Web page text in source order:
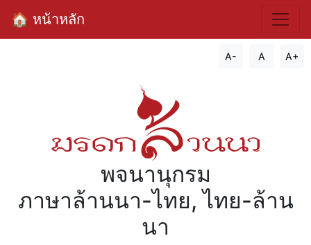
🏠 หน้าหลัก
A- A A+
พจนานุกรม
ภาษาล้านนา-ไทย, ไทย-ล้าน
นา